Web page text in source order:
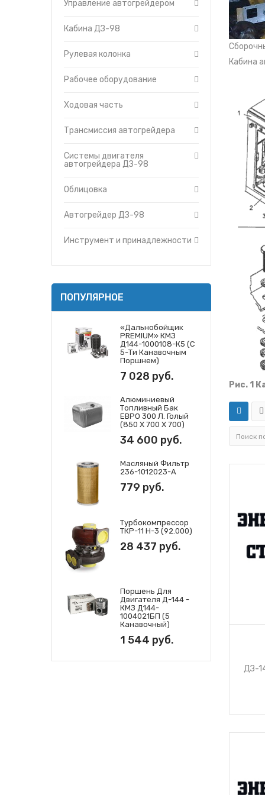
Утеплители капота
Доставка
Системы двигателя
автогрейдера ДЗ-98
Трансмиссия
Управление
Ходовая часть
Управление автогрейдером
Кабина ДЗ-98
Рулевая колонка
Рабочее оборудование
Ходовая часть
Трансмиссия автогрейдера
Системы двигателя
автогрейдера ДЗ-98
Облицовка
Автогрейдер ДЗ-98
Инструмент и принадлежности
ПОПУЛЯРНОЕ
«Дальнобойщик
PREMIUM» КМЗ
Д144-1000108-К5 (с
5-Ти Канавочным
Поршнем)
7 028 руб.
Алюминиевый
Топливный Бак
ЕВРО 300 Л. Голый
(850 Х 700 Х 700)
34 600 руб.
Масляный Фильтр
236-1012023-А
779 руб.
Турбокомпрессор
ТКР-11 Н-3 (92.000)
28 437 руб.
Поршень Для
Двигателя Д-144 -
КМЗ Д144-
1004021БП (5
Канавочный)
1 544 руб.
Кабина
Рис. 1
ДЗ-